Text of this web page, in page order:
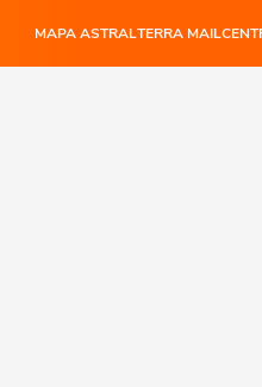
MAPA ASTRALTERRA MAIL